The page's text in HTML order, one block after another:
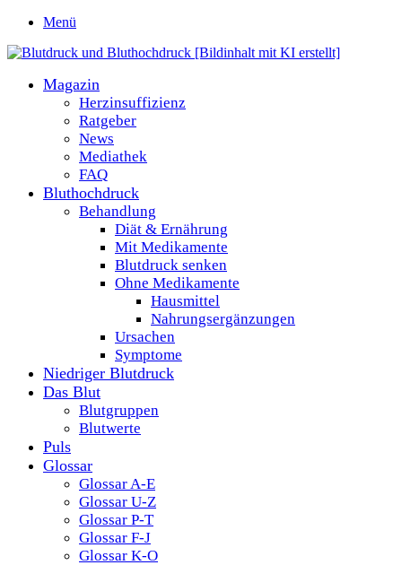
Menü
Magazin
Herzinsuffizienz
Ratgeber
News
Mediathek
FAQ
Bluthochdruck
Behandlung
Diät & Ernährung
Mit Medikamente
Blutdruck senken
Ohne Medikamente
Hausmittel
Nahrungsergänzungen
Ursachen
Symptome
Niedriger Blutdruck
Das Blut
Blutgruppen
Blutwerte
Puls
Glossar
Glossar A-E
Glossar U-Z
Glossar P-T
Glossar F-J
Glossar K-O